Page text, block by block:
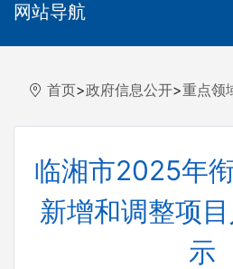
网站导航
首页>政府信息公开>重点领
临湘市2025年
新增和调整项
示